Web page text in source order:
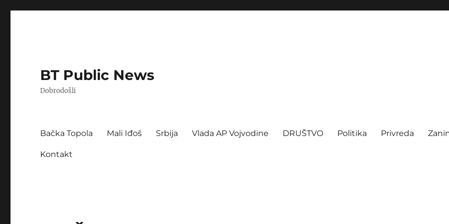
BT Public News
Dobrodošli
Bačka Topola Mali Iđoš Srbija Vlada AP Vojvodine DRUŠTVO Politika Privreda
Kontakt